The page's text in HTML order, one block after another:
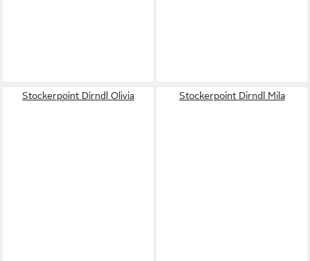
Stockerpoint Dirndl Olivia Stockerpoint Dirndl Mila